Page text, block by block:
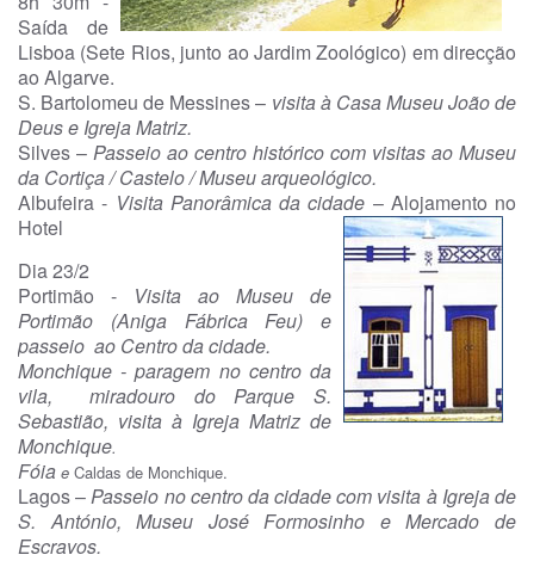
Saída de
Lisboa (Sete Rios, junto ao Jardim Zoológico) em direcção
ao Algarve.
S. Bartolomeu de Messines – visita à Casa Museu João de
Deus e Igreja Matriz.
Silves – Passeio ao centro histórico com visitas ao Museu
da Cortiça / Castelo / Museu arqueológico.
Albufeira - Visita Panorâmica da cidade – Alojamento no
Hotel
Dia 23/2
Portimão - Visita ao Museu de
Portimão (Aniga Fábrica Feu) e
passeio ao Centro da cidade.
Monchique -paragem no centro da
vila, miradouro do Parque S.
Sebastião, visita à Igreja Matriz de
Monchique.
Fóia e Caldas de Monchique.
Lagos –Passeio no centro da cidade com visita à Igreja de
S. António, Museu José Formosinho e Mercado de
Escravos.